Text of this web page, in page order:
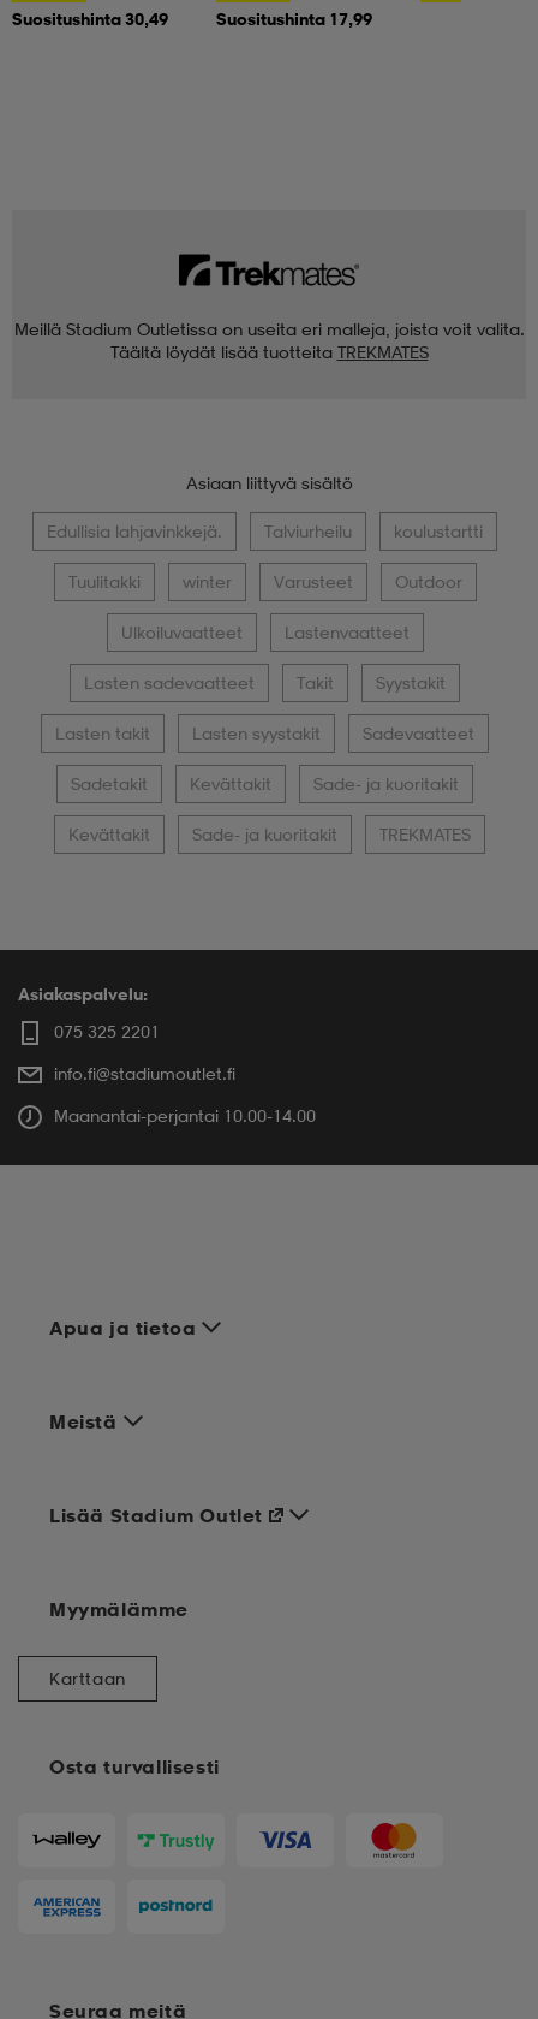
Suositushinta 30,49 Suositushinta 17,99
Meillä Stadium Outletissa on useita eri malleja, joista voit valita.
Täältä löydät lisää tuotteita TREKMATES
Asiaan liittyvä sisältö
Edullisia lahjavinkkejä. Talviurheilu koulustartti
Tuulitakki winter Varusteet Outdoor
Ulkoiluvaatteet Lastenvaatteet
Lasten sadevaatteet Takit Syystakit
Lasten takit Lasten syystakit Sadevaatteet
Sadetakit Kevättakit Sade- ja kuoritakit
Kevättakit Sade- ja kuoritakit TREKMATES
Asiakaspalvelu:
075 325 2201
info.fi@stadiumoutlet.fi
Maanantai-perjantai 10.00-14.00
Apua ja tietoa
Meistä
Osta turvallisesti
Lisää Stadium Outlet
Myymälämme
Karttaan
Seuraa meitä